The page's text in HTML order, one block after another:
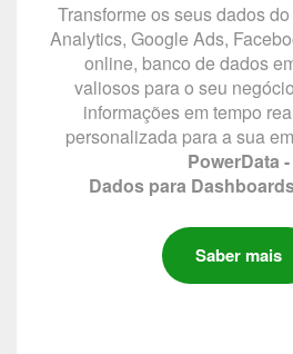
Transforme os seus dados
Analytics, Google Ads,
online, banco de dados
valiosos para o seu
informações em tempo
personalizada para a sua
PowerData -
Dados para
Saber mais